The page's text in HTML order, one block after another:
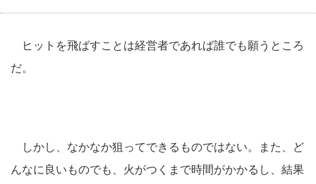
ヒットを飛ばすことは経営者であれば誰でも願うところ
だ。
しかし、なかなか狙ってできるものではない。また、ど
んなに良いものでも、火がつくまで時間がかかるし、結果